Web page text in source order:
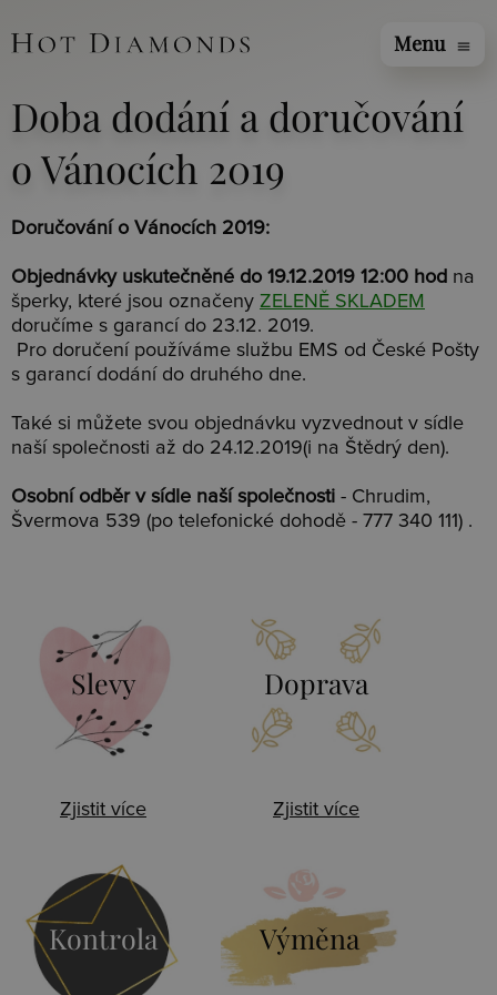
Menu menu
Doba dodání a doručování
o Vánocích 2019
Doručování o Vánocích 2019:
Objednávky uskutečněné do 19.12.2019 12:00 hod na
šperky, které jsou označeny ZELENĚ SKLADEM
doručíme s garancí do 23.12. 2019.
Pro doručení používáme službu EMS od České Pošty
s garancí dodání do druhého dne.
Také si můžete svou objednávku vyzvednout v sídle
naší společnosti až do 24.12.2019(i na Štědrý den).
Osobní odběr v sídle naší společnosti - Chrudim,
Švermova 539 (po telefonické dohodě - 777 340 111) .
Slevy
Zjistit více
Doprava
Zjistit více
Kontrola Výměna